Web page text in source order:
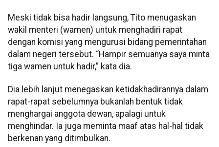
Meski tidak bisa hadir langsung, Tito menugaskan
wakil menteri (wamen) untuk menghadiri rapat
dengan komisi yang mengurusi bidang pemerintahan
dalam negeri tersebut. “Hampir semuanya saya minta
tiga wamen untuk hadir,” kata dia.
Dia lebih lanjut menegaskan ketidakhadirannya dalam
rapat-rapat sebelumnya bukanlah bentuk tidak
menghargai anggota dewan, apalagi untuk
menghindar. Ia juga meminta maaf atas hal-hal tidak
berkenan yang ditimbulkan.